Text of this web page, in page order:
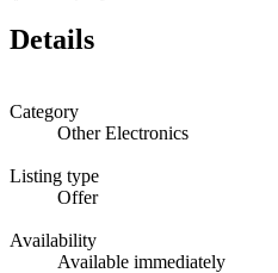
Details
Category
Other Electronics
Listing type
Offer
Availability
Available immediately